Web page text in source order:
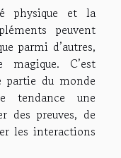
physique et la
peuvent
parmi d’autres,
C’est
partie du monde
tendance une
des preuves, de
les interactions